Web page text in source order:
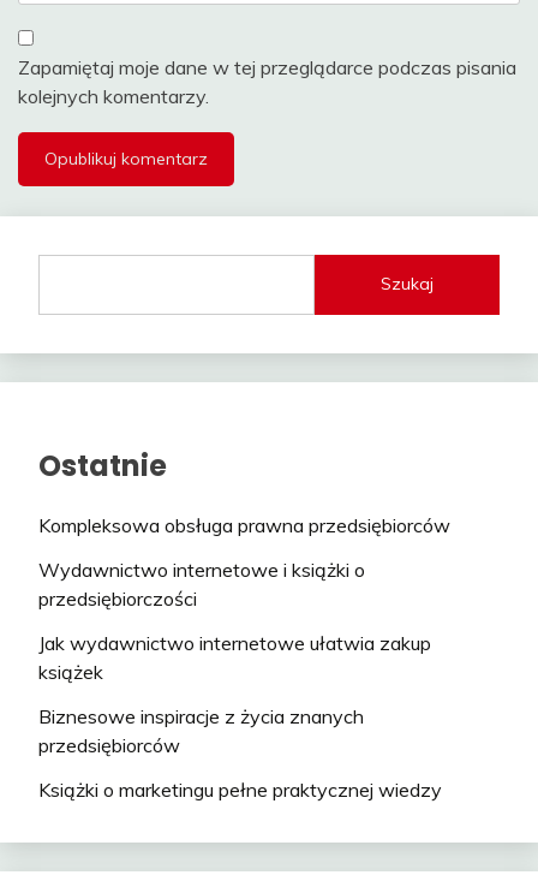
Zapamiętaj moje dane w tej przeglądarce podczas pisania
kolejnych komentarzy.
Szukaj
Ostatnie
Kompleksowa obsługa prawna przedsiębiorców
Wydawnictwo internetowe i książki o
przedsiębiorczości
Jak wydawnictwo internetowe ułatwia zakup
książek
Biznesowe inspiracje z życia znanych
przedsiębiorców
Książki o marketingu pełne praktycznej wiedzy